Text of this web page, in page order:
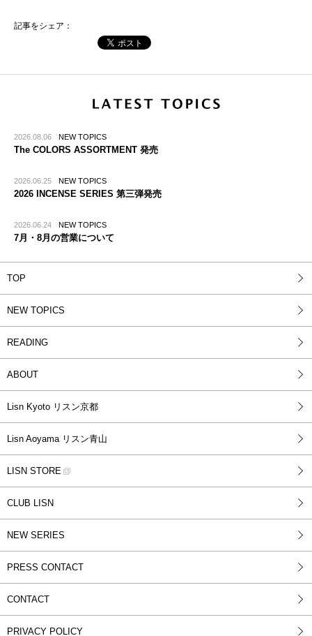
記事をシェア：
2026.08.06 NEW TOPICS
The COLORS ASSORTMENT 発売
2026.06.25 NEW TOPICS
2026 INCENSE SERIES 第三弾発売
2026.06.24 NEW TOPICS
7月・8月の営業について
TOP
NEW TOPICS
READING
ABOUT
Lisn Kyoto リスン京都
Lisn Aoyama リスン青山
LISN STORE
CLUB LISN
NEW SERIES
PRESS CONTACT
CONTACT
PRIVACY POLICY